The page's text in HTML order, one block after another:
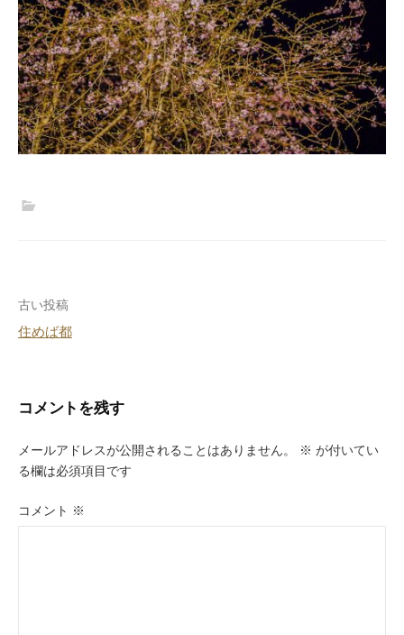
投
稿
ビ
ゲ
ー
シ
古い投稿
住めば都
コメントを残す
メールアドレスが公開されることはありません。 ※ が付いてい
る欄は必須項目です
コメント ※